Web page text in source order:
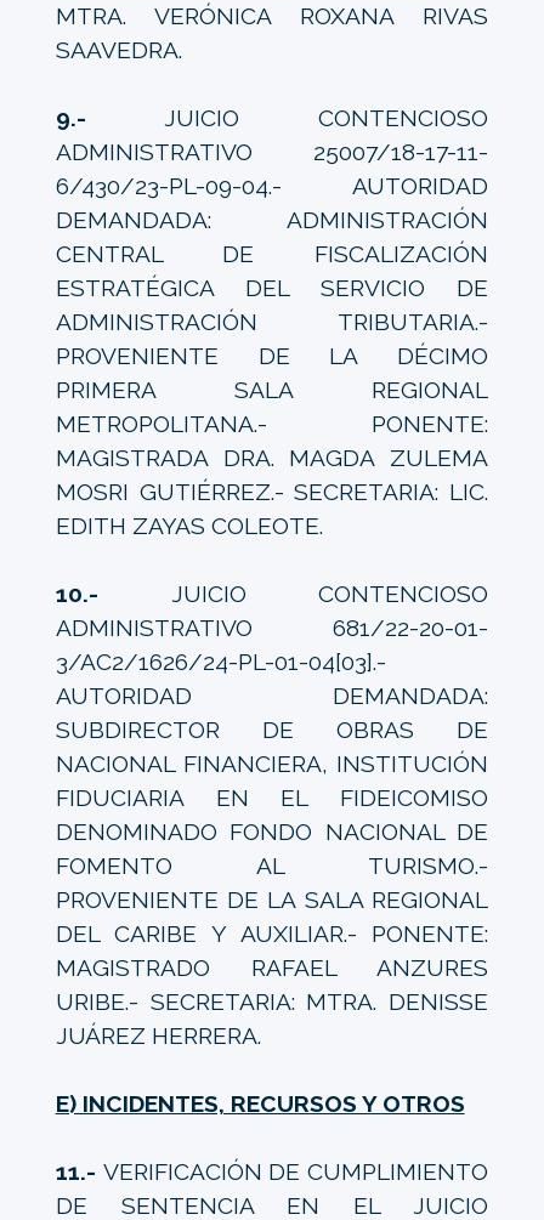
MTRA. VERÓNICA ROXANA RIVAS
SAAVEDRA.
9.- JUICIO CONTENCIOSO
ADMINISTRATIVO 25007/18-17-11-
6/430/23-PL-09-04.- AUTORIDAD
DEMANDADA: ADMINISTRACIÓN
CENTRAL DE FISCALIZACIÓN
ESTRATÉGICA DEL SERVICIO DE
ADMINISTRACIÓN TRIBUTARIA.-
PROVENIENTE DE LA DÉCIMO
PRIMERA SALA REGIONAL
METROPOLITANA.- PONENTE:
MAGISTRADA DRA. MAGDA ZULEMA
MOSRI GUTIÉRREZ.- SECRETARIA: LIC.
EDITH ZAYAS COLEOTE.
10.- JUICIO CONTENCIOSO
ADMINISTRATIVO 681/22-20-01-
3/AC2/1626/24-PL-01-04[03].-
AUTORIDAD DEMANDADA:
SUBDIRECTOR DE OBRAS DE
NACIONAL FINANCIERA, INSTITUCIÓN
FIDUCIARIA EN EL FIDEICOMISO
DENOMINADO FONDO NACIONAL DE
FOMENTO AL TURISMO.-
PROVENIENTE DE LA SALA REGIONAL
DEL CARIBE Y AUXILIAR.- PONENTE:
MAGISTRADO RAFAEL ANZURES
URIBE.- SECRETARIA: MTRA. DENISSE
JUÁREZ HERRERA.
E) INCIDENTES, RECURSOS Y OTROS
11.- VERIFICACIÓN DE CUMPLIMIENTO
DE SENTENCIA EN EL JUICIO